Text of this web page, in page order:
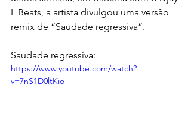
L Beats, a artista divulgou uma versão
remix de “Saudade regressiva”.
Saudade regressiva:
https://www.youtube.com/watch?
v=7nS1D0ltKio